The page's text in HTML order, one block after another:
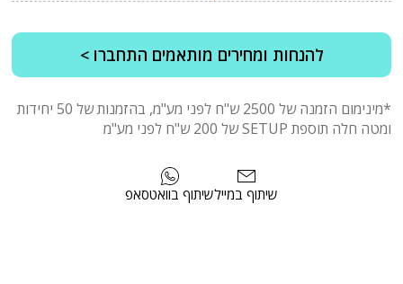
להנחות ומחירים מותאמים התחברו >
*מינימום הזמנה של 2500 ש"ח לפני מע"מ, בהזמנות של 50 יחידות
ומטה חלה תוספת SETUP של 200 ש"ח לפני מע"מ
שיתוף בוואטסאפשיתוף במייל